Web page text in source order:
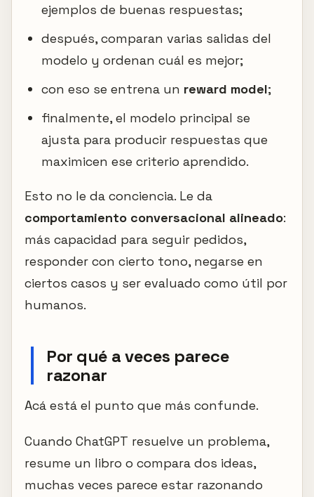
ejemplos de buenas respuestas;
después, comparan varias salidas del
modelo y ordenan cuál es mejor;
con eso se entrena un reward model;
finalmente, el modelo principal se
ajusta para producir respuestas que
maximicen ese criterio aprendido.
Esto no le da conciencia. Le da
comportamiento conversacional alineado:
más capacidad para seguir pedidos,
responder con cierto tono, negarse en
ciertos casos y ser evaluado como útil por
humanos.
Por qué a veces parece
razonar
Acá está el punto que más confunde.
Cuando ChatGPT resuelve un problema,
resume un libro o compara dos ideas,
muchas veces parece estar razonando